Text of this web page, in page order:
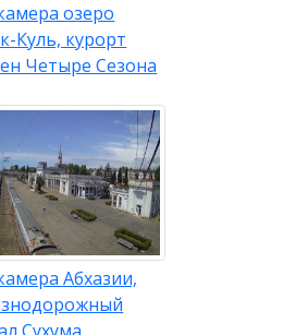
озеро
Куль, курорт
Четыре Сезона
Абхазии,